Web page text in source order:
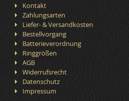
Kontakt
Zahlungsarten
Liefer- & Versandkosten
Bestellvorgang
Batterieverordnung
Ringgrößen
AGB
Widerrufsrecht
Datenschutz
Impressum